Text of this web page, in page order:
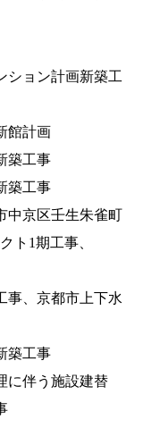
ション計画新築工
館計画
築工事
築工事
中京区壬生朱雀町
ト1期工事、
事、京都市上下水
築工事
に伴う施設建替